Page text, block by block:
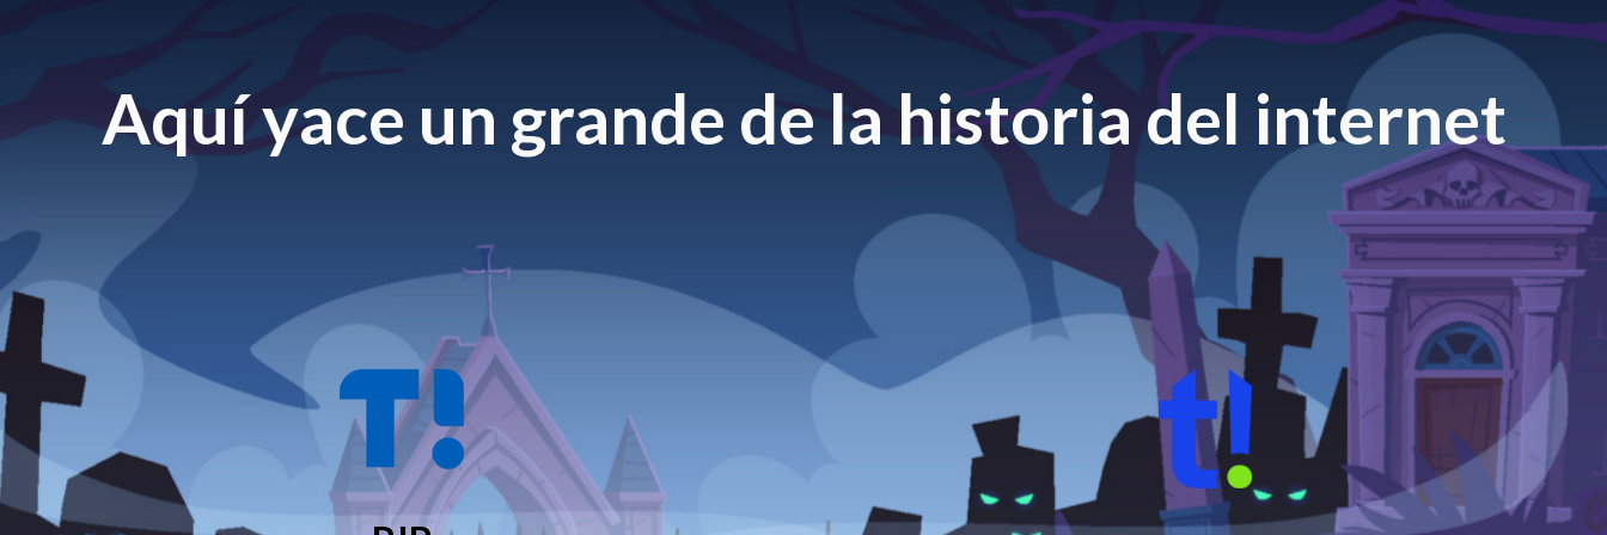
Aquí yace un grande de la historia del internet